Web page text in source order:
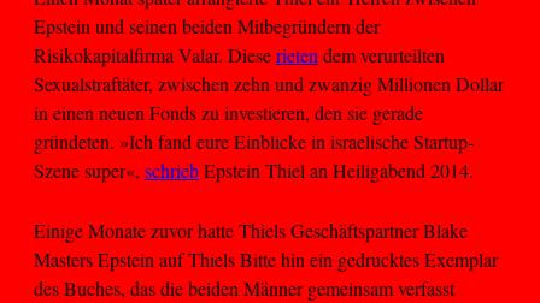
Epstein und seinen beiden Mitbegründern der
Risikokapitalfirma Valar. Dieserieten dem verurteilten
Sexualstraftäter, zwischen zehn und zwanzig Millionen Dollar
in einen neuen Fonds zu investieren, den sie gerade
gründeten. »Ich fand eure Einblicke in israelische Startup-
Szene super«, schriebEpstein Thiel an Heiligabend 2014.
Einige Monate zuvor hatte Thiels Geschäftspartner Blake
Masters Epstein auf Thiels Bitte hin ein gedrucktes Exemplar
des Buches, das die beiden Männer gemeinsam verfasst